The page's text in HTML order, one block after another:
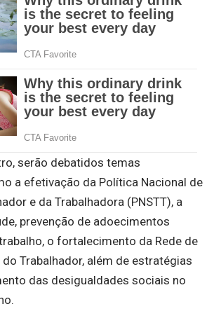
serão debatidos temas
a efetivação da Política Nacional de
e da Trabalhadora (PNSTT), a
prevenção de adoecimentos
o fortalecimento da Rede de
Trabalhador, além de estratégias
das desigualdades sociais no